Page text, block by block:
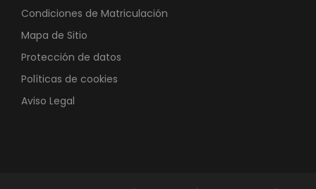
Condiciones de Matriculación
Mapa de Sitio
Protección de datos
Políticas de cookies
Aviso Legal